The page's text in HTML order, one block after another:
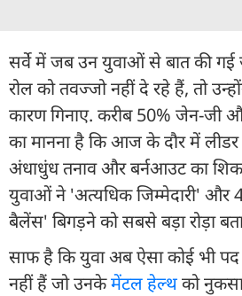
सर्वे में जब उन युवाओं से बात की गई
रोल को तवज्जो नहीं दे रहे हैं, तो
कारण गिनाए. करीब 50% जेन-जी
का मानना है कि आज के दौर में
अंधाधुंध तनाव और बर्नआउट का
युवाओं ने 'अत्यधिक जिम्मेदारी' और
बैलेंस' बिगड़ने को सबसे बड़ा रोड़ा
साफ है कि युवा अब ऐसा कोई भी
नहीं हैं जो उनकेमेंटल हेल्थको